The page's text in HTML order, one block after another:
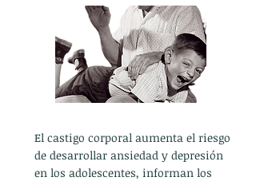
El castigo corporal aumenta el riesgo
de desarrollar ansiedad y depresión
en los adolescentes, informan los